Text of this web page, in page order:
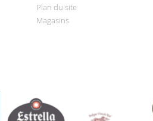
Plan du site
Magasins